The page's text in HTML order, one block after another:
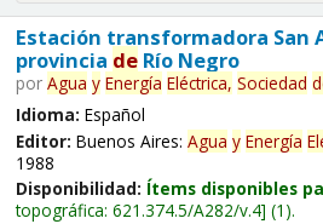
Estación transformadora San
provincia deRío Negro
por Agua y Energía Eléctrica, Sociedad
Idioma: Español
Editor: Buenos Aires: Agua y Energía
1988
Disponibilidad: Ítems disponibles
topográfica: 621.374.5/A282/v.4 (1).